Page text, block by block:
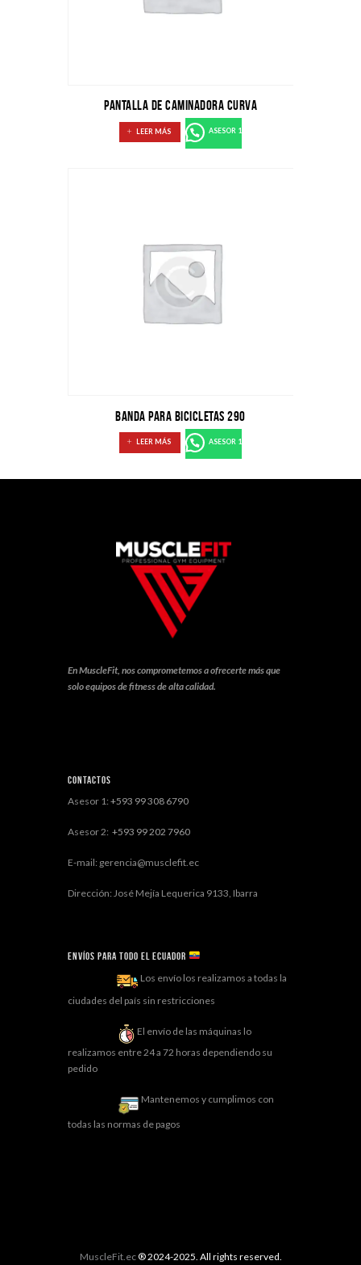
PANTALLA DE CAMINADORA CURVA
LEER MÁS ASESOR 1
BANDA PARA BICICLETAS 290
LEER MÁS ASESOR 1
En MuscleFit, nos comprometemos a ofrecerte más que
solo equipos de fitness de alta calidad.
Contactos
Asesor 1: +593 99 308 6790
Asesor 2: +593 99 202 7960
E-mail: gerencia@musclefit.ec
Dirección: José Mejía Lequerica 9133, Ibarra
Envíos para todo el ECUADOR
Los envío los realizamos a todas la
ciudades del país sin restricciones
El envío de las máquinas lo
realizamos entre 24 a 72 horas dependiendo su
pedido
Mantenemos y cumplimos con
todas las normas de pagos
MuscleFit.ec® 2024-2025. All rights reserved.